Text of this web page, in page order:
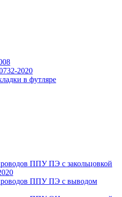
2020
в футляре
ППУ ПЭ с закольцовкой
ППУ ПЭ с выводом